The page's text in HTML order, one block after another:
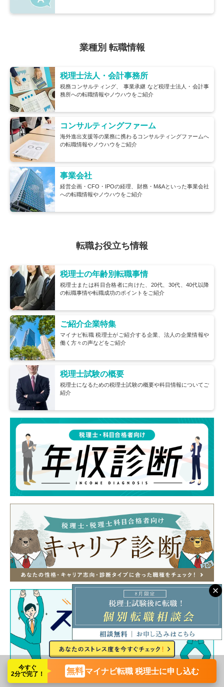
今すぐ
2分で完了！
無料 マイナビ転職 税理士に申し込む
業種別 転職情報
税理士法人・会計事務所
税務コンサルティング、 事業承継 など税理士法人・会計事
務所への転職情報やノウハウをご紹介
コンサルティングファーム
海外進出支援等の業務に携わるコンサルティングファームへ
の転職情報やノウハウをご紹介
事業会社
経営企画・CFO・IPOの経理、財務・M&Aといった事業会社
への転職情報やノウハウをご紹介
転職お役立ち情報
税理士の年齢別転職事情
税理士または科目合格者に向けた、20代、30代、40代以降
の転職事情や転職成功のポイントをご紹介
ご紹介企業特集
マイナビ転職 税理士がご紹介する企業、法人の企業情報や
働く方々の声などをご紹介
税理士試験の概要
税理士になるための税理士試験の概要や科目情報についてご
紹介